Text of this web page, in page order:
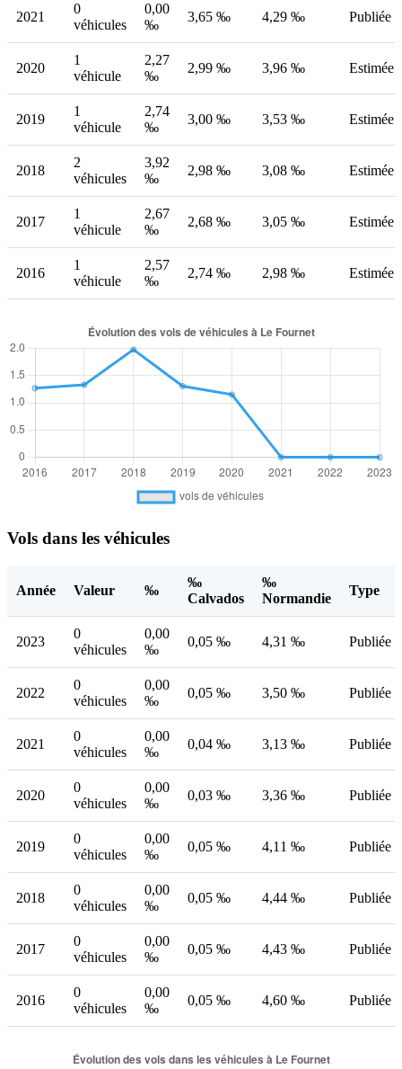
2021
0
véhicules
0,00
‰
3,65 ‰ 4,29 ‰ Publiée
2020
1
véhicule
2,27
‰
2,99 ‰ 3,96 ‰ Estimée
2019
1
véhicule
2,74
‰
3,00 ‰ 3,53 ‰ Estimée
2018
2
véhicules
3,92
‰
2,98 ‰ 3,08 ‰ Estimée
2017
1
véhicule
2,67
‰
2,68 ‰ 3,05 ‰ Estimée
2016
1
véhicule
2,57
‰
2,74 ‰ 2,98 ‰ Estimée
Vols dans les véhicules
Année Valeur ‰
‰
Calvados
‰
Normandie
Type
2023
0
véhicules
0,00
‰
0,05 ‰ 4,31 ‰ Publiée
2022
0
véhicules
0,00
‰
0,05 ‰ 3,50 ‰ Publiée
2021
0
véhicules
0,00
‰
0,04 ‰ 3,13 ‰ Publiée
2020
0
véhicules
0,00
‰
0,03 ‰ 3,36 ‰ Publiée
2019
0
véhicules
0,00
‰
0,05 ‰ 4,11 ‰ Publiée
2018
0
véhicules
0,00
‰
0,05 ‰ 4,44 ‰ Publiée
2017
0
véhicules
0,00
‰
0,05 ‰ 4,43 ‰ Publiée
2016
0
véhicules
0,00
‰
0,05 ‰ 4,60 ‰ Publiée